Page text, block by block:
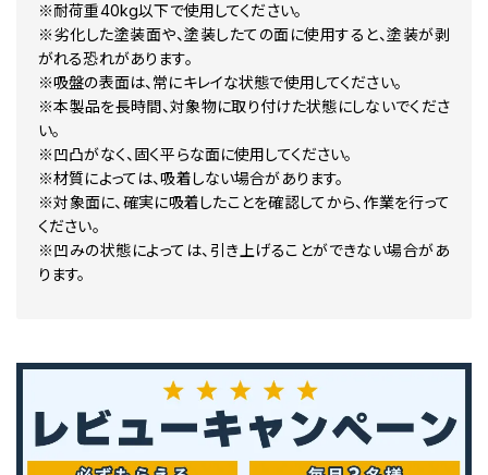
※耐荷重40kg以下で使用してください。
※劣化した塗装面や、塗装したての面に使用すると、塗装が剥
がれる恐れがあります。
※吸盤の表面は、常にキレイな状態で使用してください。
※本製品を長時間、対象物に取り付けた状態にしないでくださ
い。
※凹凸がなく、固く平らな面に使用してください。
※材質によっては、吸着しない場合があります。
※対象面に、確実に吸着したことを確認してから、作業を行って
ください。
※凹みの状態によっては、引き上げることができない場合があ
ります。